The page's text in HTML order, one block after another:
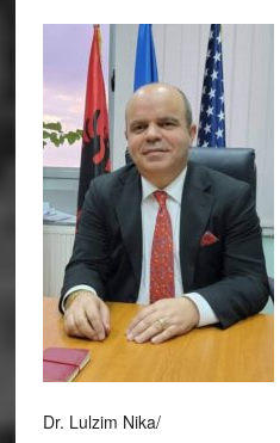
Dr. Lulzim Nika/